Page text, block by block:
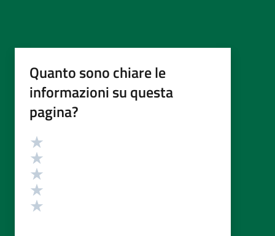
Quanto sono chiare le
informazioni su questa
pagina?
Valutazione